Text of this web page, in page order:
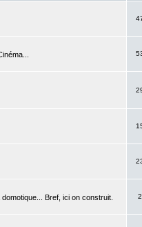
Bref, ici on construit.